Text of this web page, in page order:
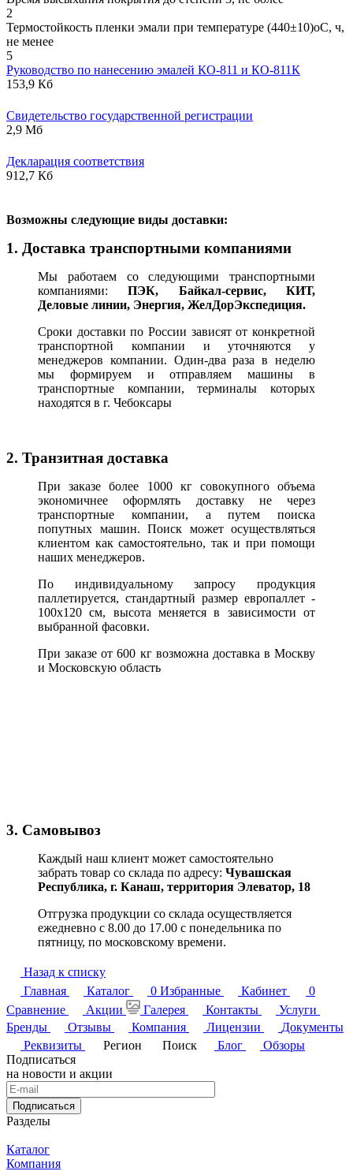
2
Термостойкость пленки эмали при температуре (440±10)оС, ч,
не менее
5
Руководство по нанесению эмалей КО-811 и КО-811К
153,9 Кб
Свидетельство государственной регистрации
2,9 Мб
Декларация соответствия
912,7 Кб
Возможны следующие виды доставки:
1. Доставка транспортными компаниями
Мы работаем со следующими транспортными
компаниями:ПЭК, Байкал-сервис, КИТ,
Деловые линии, Энергия, ЖелДорЭкспедиция.
Сроки доставки по России зависят от конкретной
транспортной компании и уточняются у
менеджеров компании. Один-два раза в неделю
мы формируем и отправляем машины в
транспортные компании, терминалы которых
находятся в г. Чебоксары
2. Транзитная доставка
При заказе более 1000 кг совокупного объема
экономичнее оформлять доставку не через
транспортные компании, а путем поиска
попутных машин. Поиск может осуществляться
клиентом как самостоятельно, так и при помощи
наших менеджеров.
По индивидуальному запросу продукция
паллетируется, стандартный размер европаллет -
100х120 см, высота меняется в зависимости от
выбранной фасовки.
При заказе от 600 кг возможна доставка в Москву
и Московскую область
3. Самовывоз
Каждый наш клиент может самостоятельно
забрать товар со склада по адресу: Чувашская
Республика, г. Канаш, территория Элеватор, 18
Отгрузка продукции со склада осуществляется
ежедневно с 8.00 до 17.00 с понедельника по
пятницу, по московскому времени.
Назад к списку
Главная
Каталог 0 Избранные Кабинет
0
Сравнение
Акции Галерея Контакты
Услуги
Бренды
Отзывы Компания Лицензии
Документы
Реквизиты
Регион Поиск Блог
Обзоры
Подписаться
на новости и акции
Подписаться
Разделы
Каталог
Компания